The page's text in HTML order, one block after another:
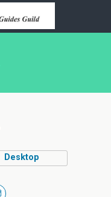
Desktop